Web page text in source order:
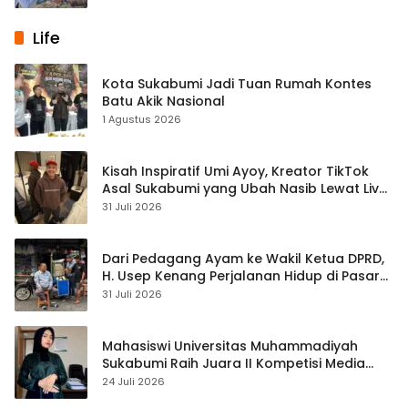
Life
Kota Sukabumi Jadi Tuan Rumah Kontes
Batu Akik Nasional
1 Agustus 2026
Kisah Inspiratif Umi Ayoy, Kreator TikTok
Asal Sukabumi yang Ubah Nasib Lewat Live
Streaming
31 Juli 2026
Dari Pedagang Ayam ke Wakil Ketua DPRD,
H. Usep Kenang Perjalanan Hidup di Pasar
Cisaat
31 Juli 2026
Mahasiswi Universitas Muhammadiyah
Sukabumi Raih Juara II Kompetisi Media
Pembelajaran Digital Tingkat Internasional
24 Juli 2026